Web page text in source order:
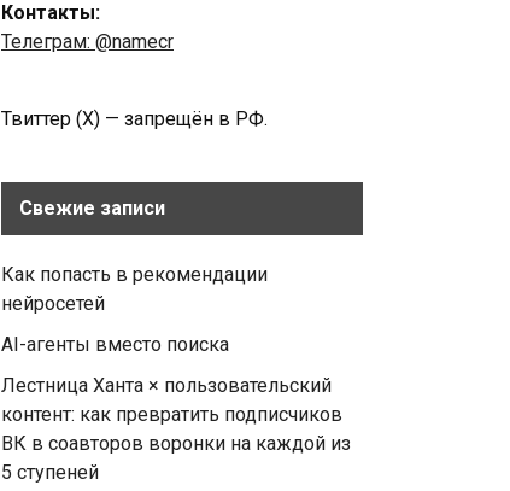
Контакты:
Телеграм: @namecr
Твиттер (Х) — запрещён в РФ.
Свежие записи
Как попасть в рекомендации
нейросетей
AI-агенты вместо поиска
Лестница Ханта × пользовательский
контент: как превратить подписчиков
ВК в соавторов воронки на каждой из
5 ступеней